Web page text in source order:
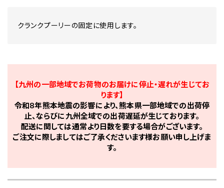
クランクプーリーの固定に使用します。
【九州の一部地域でお荷物のお届けに停止・遅れが生じてお
ります】
令和8年熊本地震の影響により、熊本県一部地域での出荷停
止、ならびに九州全域での出荷遅延が生じております。
配送に関しては通常より日数を要する場合がございます。
ご注文に際しましてはご了承くださいます様お願い申し上げま
す。